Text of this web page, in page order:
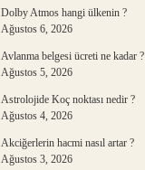
Dolby Atmos hangi ülkenin ?
Ağustos 6, 2026
Avlanma belgesi ücreti ne kadar ?
Ağustos 5, 2026
Astrolojide Koç noktası nedir ?
Ağustos 4, 2026
Akciğerlerin hacmi nasıl artar ?
Ağustos 3, 2026